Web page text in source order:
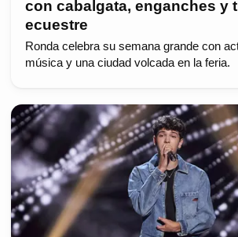
con cabalgata, enganches y
ecuestre
Ronda celebra su semana grande con
música y una ciudad volcada en la feria.